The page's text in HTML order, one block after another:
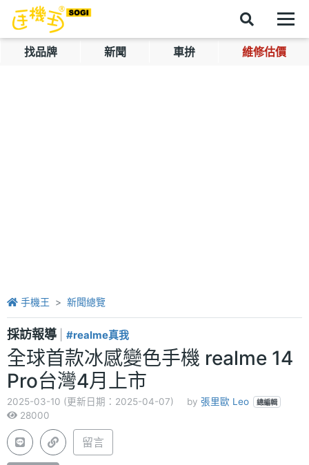
找品牌 新聞 車拚 維修估價
手機王 新聞總覽
採訪報導 #realme真我
全球首款冰感變色手機 realme 14
Pro台灣4月上市
2025-03-10 (更新日期：2025-04-07) by 張里歐 Leo 總編輯
28000
留言